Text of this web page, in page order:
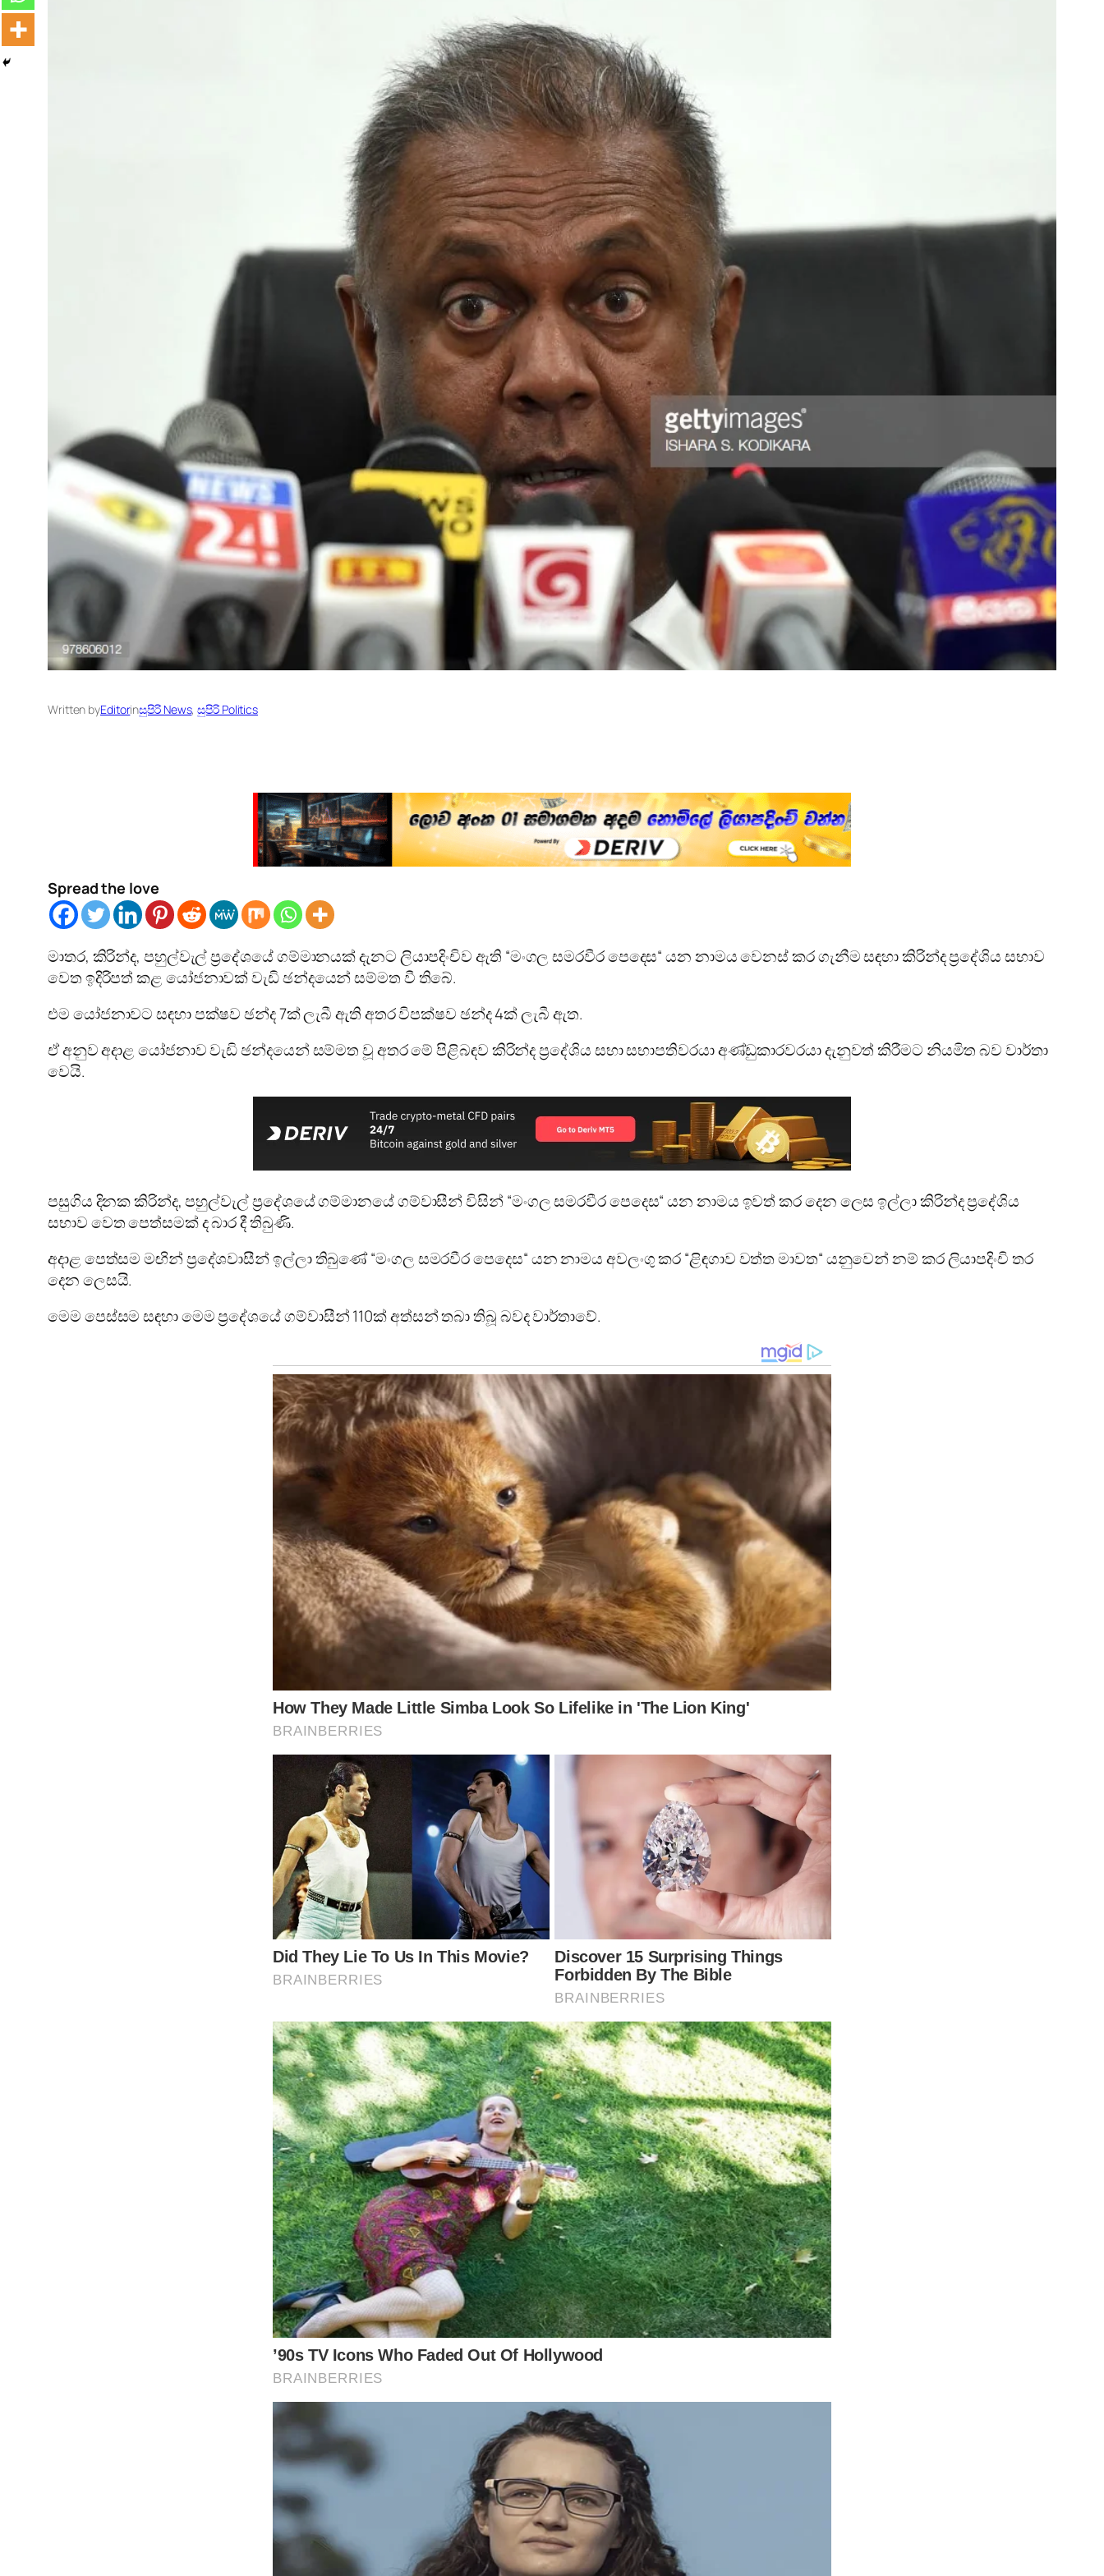
Written byEditorinසුපිරි News, සුපිරි Politics
Spread the love
මාතර, කිරින්ද, පහුල්වැල් ප්‍රදේශයේ ගම්මානයක් දැනට ලියාපදිංචිව ඇති “මංගල සමරවීර පෙදෙස“ යන නාමය වෙනස් කර ගැනීම සඳහා කිරින්ද ප්‍රදේශිය සභාව
වෙත ඉදිරිපත් කළ යෝජනාවක් වැඩි ඡන්දයෙන් සම්මත වී තිබේ.
එම යෝජනාවට සඳහා පක්ෂව ඡන්ද 7ක් ලැබී ඇති අතර විපක්ෂව ඡන්ද 4ක් ලැබී ඇත.
ඒ අනුව අදාළ යෝජනාව වැඩි ඡන්දයෙන් සම්මත වූ අතර මේ පිළිබඳව කිරින්ද ප්‍රදේශිය සභා සභාපතිවරයා අණ්ඩුකාරවරයා දැනුවත් කිරීමට නියමිත බව වාර්තා
වෙයි.
පසුගිය දිනක කිරින්ද, පහුල්වැල් ප්‍රදේශයේ ගම්මානයේ ගම්වාසීන් විසින් “මංගල සමරවීර පෙදෙස“ යන නාමය ඉවත් කර දෙන ලෙස ඉල්ලා කිරින්ද ප්‍රදේශිය
සභාව වෙත පෙත්සමක් ද බාර දී තිබුණි.
අදාළ පෙත්සම මඟින් ප්‍රදේශවාසීන් ඉල්ලා තිබුණේ “මංගල සමරවීර පෙදෙස“ යන නාමය අවලංගු කර “ළිඳගාව වත්ත මාවත“ යනුවෙන් නම් කර ලියාපදිංචි තර
දෙන ලෙසයි.
මෙම පෙස්සම සඳහා මෙම ප්‍රදේශයේ ගම්වාසීන් 110ක් අත්සන් තබා තිබූ බවද වාර්තාවේ.